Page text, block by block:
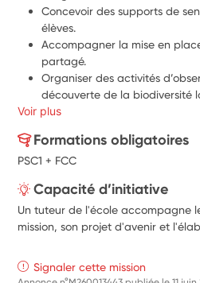
Concevoir des supports de
Accompagner la mise en
Organiser des activités
Sensibiliser les élèves au rôle
Participer à des animations
durable, des circuits courts et
Accompagner l’organisation
Sensibiliser les élèves au tri,
Participer à l’organisation de
Voir plus
Formations obligatoires
PSC1 + FCC
Capacité d’initiative
Un tuteur de l'école accompagne
mission, son projet d'avenir et
Signaler cette mission